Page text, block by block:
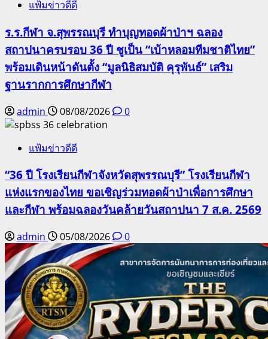
แฟ้มข่าวดีดี
ร.ร.กีฬา จ.สุพรรณบุรี ทำบุญทอดผ้าป่าฯ ฉลอง
สถาปนาครบรอบ 36 ปี ชูเป็น “เบ้าหลอมทีมชาติไทย”
พร้อมเดินหน้าดันตั้ง “มูลนิธิสมบัติ คุรุพันธ์” เสริม
ฐานรากการศึกษากีฬา
admin 08/08/2026 0
แฟ้มข่าวดีดี
“36 ปี โรงเรียนกีฬาจังหวัดสุพรรณบุรี” โรงเรียนกีฬา
แห่งแรกของไทย ขอเชิญร่วมทอดผ้าป่าเพื่อการศึกษา
และกีฬา พร้อมฉลองวันคล้ายวันสถาปนา 7 ส.ค. 2569
admin 05/08/2026 0